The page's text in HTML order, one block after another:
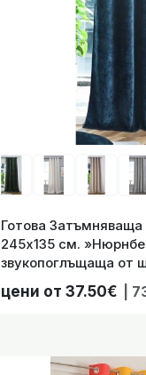
Готова Затъмняваща
245х135 см.
звукопоглъщаща от
капси за Тръбен
код-202420-003
цени от 37.50€ |
Готова тафта
Готова тафта завеса 245х140см. с халки за тръбен корниз, национален флаг на Гърция код-20360